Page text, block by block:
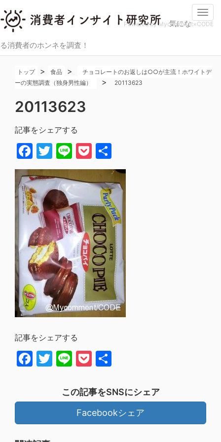
気にな
る消費者のホンネを調査！
Powered by Mycomment×CODE
トップ > 食品 >
チョコレートのお返しは○○が主流！ホワイトデ
ーの実態調査（独身男性編）
> 20113623
20113623
記事をシェアする
Facebook
Twitter
LinePocket
有
記事をシェアする
Facebook
Twitter
LinePocket
この記事をSNSにシェア
Facebookシェア